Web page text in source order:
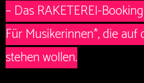
– Das RAKETEREI-
Für Musikerinnen*, die auf
stehen wollen.